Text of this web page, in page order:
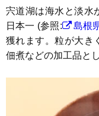
宍道湖は海水と淡水
日本一 (参照:
島根
獲れます。粒が大き
佃煮などの加工品と